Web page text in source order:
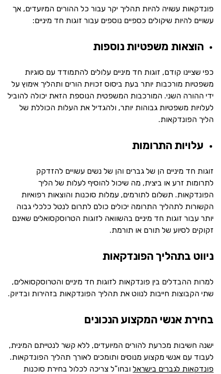
פונדקאות עשויה להיות תהליך יקר עבור כל ההורים המיועדים, אך
עשויים להיות שיקולים כספיים נוספים עבור זוגות חד מיניים:
הוצאות משפטיות נוספות
כפי שציינו קודם, זוגות חד מיניים עלולים להתמודד עם סוגיות
משפטיות מורכבות יותר בעת ביסוס זכויות הורים ותהליך אימוץ על
ידי ההורה השני. המורכבות המשפטית הנוספת הזאת יכולה להוביל
לעלויות משפטיות גבוהות יותר, ולהגדיל את העלות הכוללת של
הליך הפונדקאות.
עלויות התרומות
זוגות חד מיניים הן של גברים והן של נשים עשויים להזדקק
לתרומות זרע או ביצית, מה שיכול להוסיף לעלות של הליך
הפונדקאות. תשלום לתורמים, עמלות סוכנות והוצאות רפואיות
הקשורות לתהליך התרומה יכולים כולם לתרום לנטל כלכלי גבוה
יותר עבור זוגות חד מיניים בהשוואה לזוגות הטרוסקסואלים שאינם
זקוקים לסיוע של תורם או תורמת.
ניווט בתהליך הפונדקאות
למרות ההבדלים בין פונדקאות לזוגות חד מיניים והטרוסקסואלים,
שתי הקבוצות חייבות לנווט את תהליך הפונדקאות בזהירות ובדיוק.
בחירת אנשי המקצוע הנכונים
ישנה חשיבות מכרעת להורים המיועדים, ללא קשר לנטייתם המינית,
לעבוד עם אנשי מקצוע מנוסים ותומכים לאורך תהליך הפונדקאות.
פונדקאות לגברים בישראל ובחו”ל צריכה לכלול בחירת סוכנות